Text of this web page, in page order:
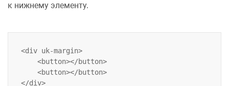
к нижнему элементу.
<div uk-margin>
    <button></button>
    <button></button>